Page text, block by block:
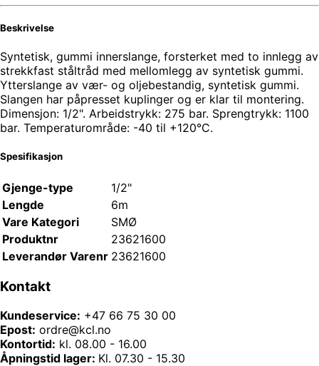
Beskrivelse
Syntetisk, gummi innerslange, forsterket med to innlegg av
strekkfast ståltråd med mellomlegg av syntetisk gummi.
Ytterslange av vær- og oljebestandig, syntetisk gummi.
Slangen har påpresset kuplinger og er klar til montering.
Dimensjon: 1/2". Arbeidstrykk: 275 bar. Sprengtrykk: 1100
bar. Temperaturområde: -40 til +120°C.
Spesifikasjon
Gjenge-type
1/2"
Lengde
6m
Vare Kategori
SMØ
Produktnr
23621600
Leverandør Varenr 23621600
Kontakt
Kundeservice: +47 66 75 30 00
Epost: ordre@kcl.no
Kontortid: kl. 08.00 - 16.00
Åpningstid lager: Kl. 07.30 - 15.30